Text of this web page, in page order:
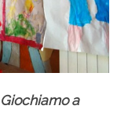
Giochiamo a